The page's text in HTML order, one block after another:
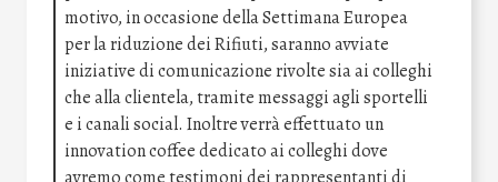
motivo, in occasione della Settimana Europea
per la riduzione dei Rifiuti, saranno avviate
iniziative di comunicazione rivolte sia ai colleghi
che alla clientela, tramite messaggi agli sportelli
e i canali social. Inoltre verrà effettuato un
innovation coffee dedicato ai colleghi dove
avremo come testimoni dei rappresentanti di